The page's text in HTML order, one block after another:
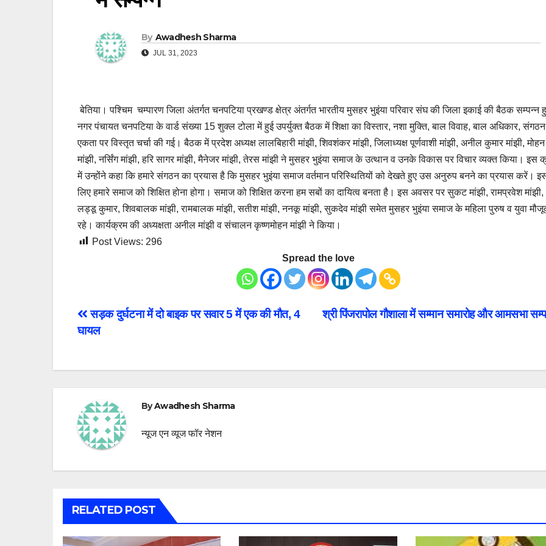
By Awadhesh Sharma
JUL 31, 2023
बेतिया। पश्चिम चम्पारण जिला अंतर्गत चनपटिया प्रखण्ड क्षेत्र अंतर्गत भारतीय मुसहर भुइंया परिवार संघ की जिला इकाई की बैठक सम्पन्न
नगर पंचायत चनपटिया के वार्ड संख्या 15 शुक्ल टोला में हुई उपर्युक्त बैठक में शिक्षा का विस्तार, नशा मुक्ति, बाल विवाह, बाल अधिकार,
एकता पर विस्तृत चर्चा की गई। बैठक में प्रदेश अध्यक्ष लालबिहारी मांझी, शिवशंकर मांझी, जिलाध्यक्ष पूर्णवाशी मांझी, अनील कुमार मांझी, मोहन
मांझी, नर्सिंग मांझी, हरि सागर मांझी, मैनेजर मांझी, तेरस मांझी ने मुसहर भुइंया समाज के उत्थान व उनके विकास पर विचार व्यक्त किया। इस
में उन्होंने कहा कि हमारे संगठन का प्रयास है कि मुसहर भुइंया समाज वर्तमान परिस्थितियों को देखते हुए उस अनुरुप बनने का प्रयास करें।
लिए हमारे समाज को शिक्षित होना होगा। समाज को शिक्षित करना हम सबों का दायित्व बनता है। इस अवसर पर सुकट मांझी, रामप्रवेश मांझी,
लड्डू कुमार, शिवबालक मांझी, रामबालक मांझी, सतीश मांझी, ननकू मांझी, सुकदेव मांझी समेत मुसहर भुइंया समाज के महिला पुरुष व युवा
रहे। कार्यक्रम की अध्यक्षता अनील मांझी व संचालन कृष्णमोहन मांझी ने किया।
Post Views: 296
Spread the love
Post
navigation
श्री पिंजरापोल गौशाला में सम्मान समारोह और आमसभा
सड़क दुर्घटना में दो बाइक पर सवार 5 में एक की मौत, 4
घायल
ByAwadhesh Sharma
न्यूज एन व्यूज फॉर नेशन
RELATED POST